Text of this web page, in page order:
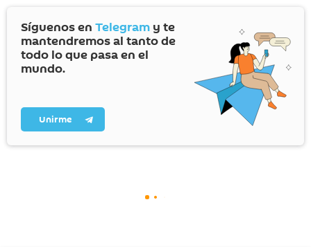
Síguenos en Telegram y te
mantendremos al tanto de
todo lo que pasa en el
mundo.
Unirme